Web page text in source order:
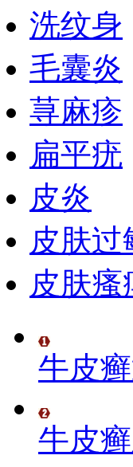
洗纹身
毛囊炎
荨麻疹
扁平疣
皮炎
皮肤过
皮肤瘙
牛皮
牛皮